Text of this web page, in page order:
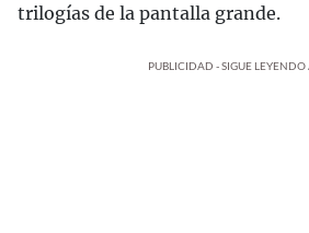
trilogías de la pantalla grande.
PUBLICIDAD - SIGUE LEYENDO